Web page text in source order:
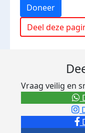
Doneer
Deel deze
Vraag veilig en